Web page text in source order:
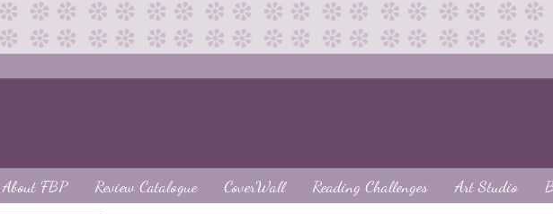
About FBP Review Catalogue CoverWall Reading Challenges Art Studio